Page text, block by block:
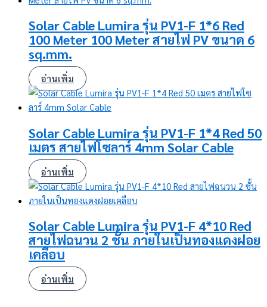
Solar Cable Lumira รุ่น PV1-F 1*6 Red
100 Meter 100 Meter สายไฟ PV ขนาด 6
sq.mm.
อ่านเพิ่ม
Solar Cable Lumira รุ่น PV1-F 1*4 Red 50
เมตร สายไฟโซลาร์ 4mm Solar Cable
อ่านเพิ่ม
Solar Cable Lumira รุ่น PV1-F 4*10 Red
สายไฟฉนวน 2 ชั้น ภายในเป็นทองแดงฝอย
เคลือบ
อ่านเพิ่ม